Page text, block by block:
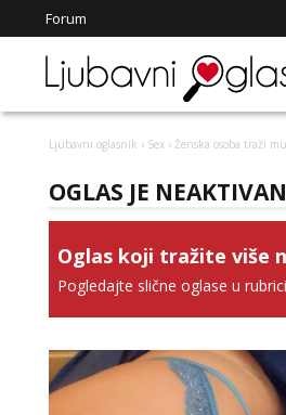
Forum
Ljubavni oglasnik › Sex › Ženska osoba traži
OGLAS JE NEAKTIVAN
Oglas koji tražite više
Pogledajte slične oglase u